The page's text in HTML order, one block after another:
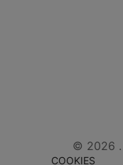
© 2026 .
COOKIES